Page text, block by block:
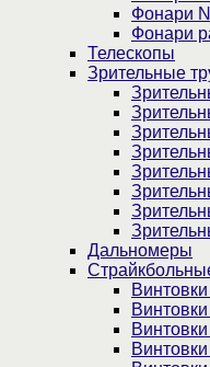
Фонари
Фонари
Телескопы
Зрительные
Дальномеры